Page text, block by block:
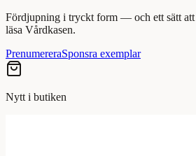
Fördjupning i tryckt form — och ett sätt att
läsa Vårdkasen.
PrenumereraSponsra exemplar
Nytt i butiken